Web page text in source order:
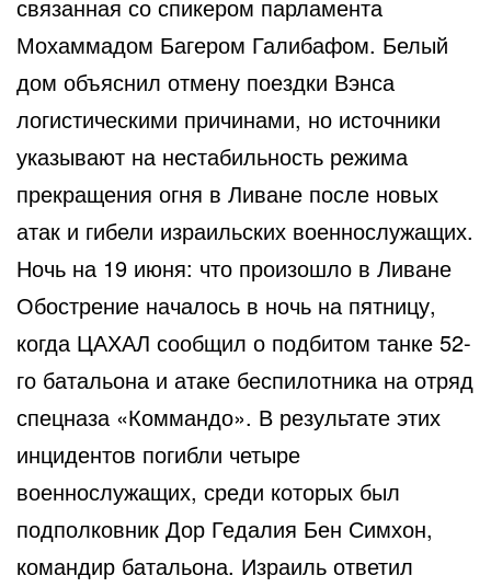
связанная со спикером парламента
Мохаммадом Багером Галибафом. Белый
дом объяснил отмену поездки Вэнса
логистическими причинами, но источники
указывают на нестабильность режима
прекращения огня в Ливане после новых
атак и гибели израильских военнослужащих.
Ночь на 19 июня: что произошло в Ливане
Обострение началось в ночь на пятницу,
когда ЦАХАЛ сообщил о подбитом танке 52-
го батальона и атаке беспилотника на отряд
спецназа «Коммандо». В результате этих
инцидентов погибли четыре
военнослужащих, среди которых был
подполковник Дор Гедалия Бен Симхон,
командир батальона. Израиль ответил